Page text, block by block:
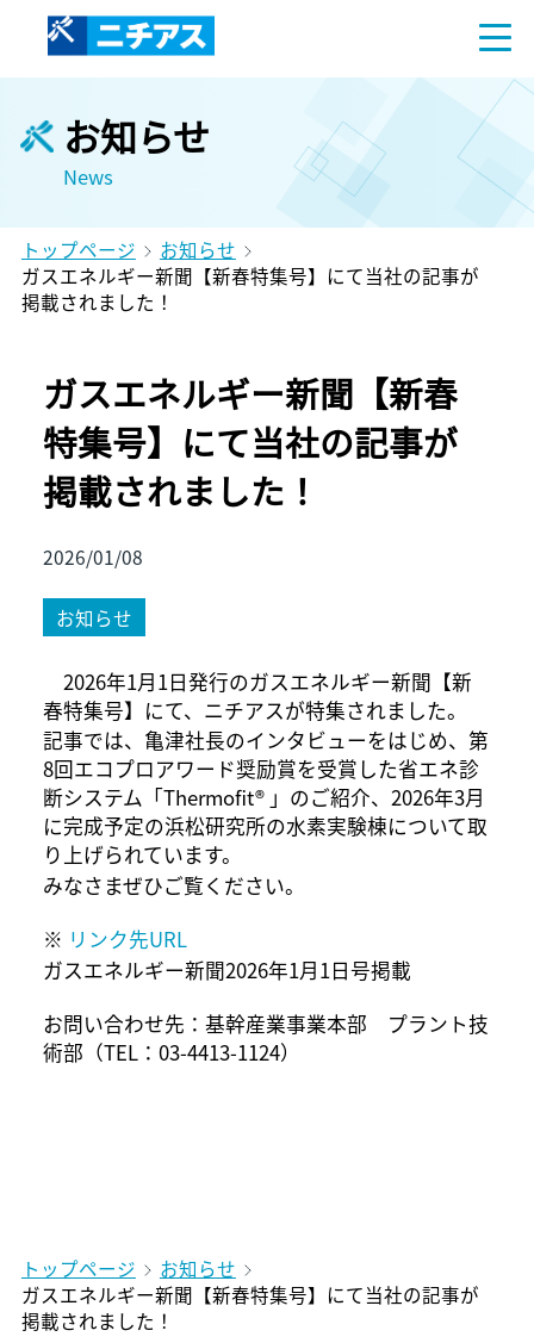
お知らせ
News
トップページ
お知らせ
ガスエネルギー新聞【新春特集号】にて当社の記事が
掲載されました！
ガスエネルギー新聞【新春
特集号】にて当社の記事が
掲載されました！
2026/01/08
お知らせ
2026年1月1日発行のガスエネルギー新聞【新
春特集号】にて、ニチアスが特集されました。
記事では、亀津社長のインタビューをはじめ、第
8回エコプロアワード奨励賞を受賞した省エネ診
断システム「Thermofit® 」のご紹介、2026年3月
に完成予定の浜松研究所の水素実験棟について取
り上げられています。
みなさまぜひご覧ください。
※ リンク先URL
ガスエネルギー新聞2026年1月1日号掲載
お問い合わせ先：基幹産業事業本部 プラント技
術部（TEL：03-4413-1124）
トップページ
お知らせ
ガスエネルギー新聞【新春特集号】にて当社の記事が
掲載されました！